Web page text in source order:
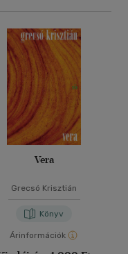
Vera
Grecsó Krisztián
Könyv
Árinformációk